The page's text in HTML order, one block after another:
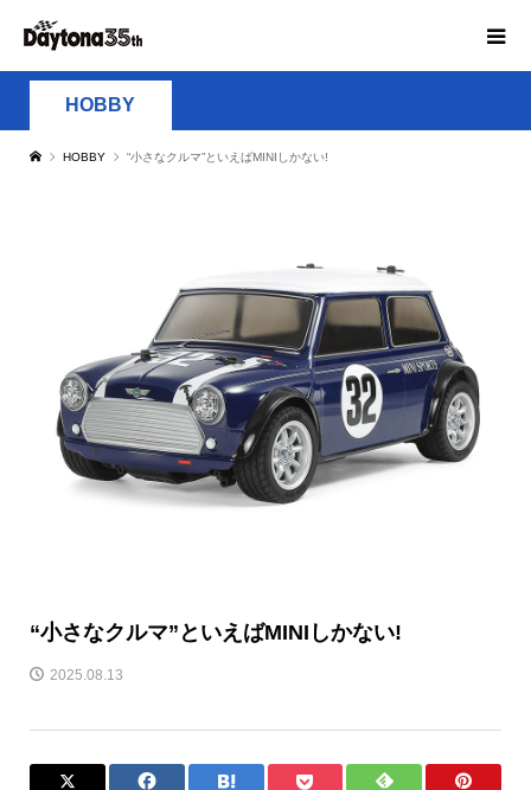
HOBBY
HOBBY “小さなクルマ”といえばMINIしかない!
“小さなクルマ”といえばMINIしかない!
2025.08.13